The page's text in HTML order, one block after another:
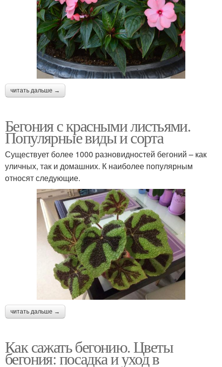
читать дальше →
Бегония с красными листьями.
Популярные виды и сорта
Существует более 1000 разновидностей бегоний – как
уличных, так и домашних. К наиболее популярным
относят следующие.
читать дальше →
Как сажать бегонию. Цветы
бегония: посадка и уход в